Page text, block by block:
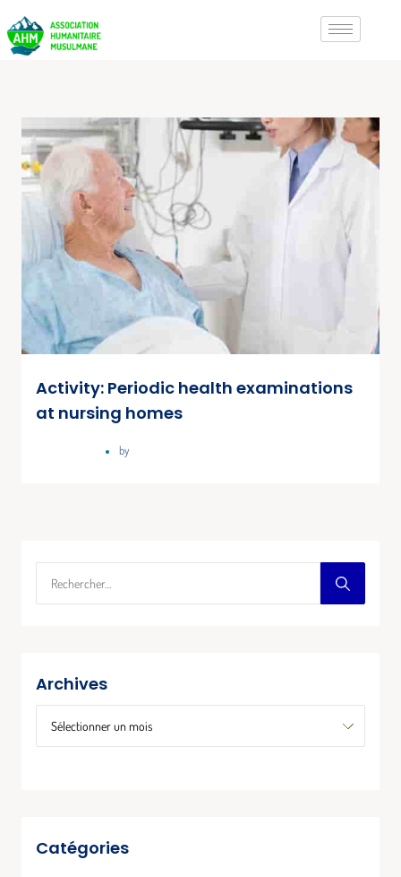
Activity: Periodic health examinations
at nursing homes
by
Archives
Catégories